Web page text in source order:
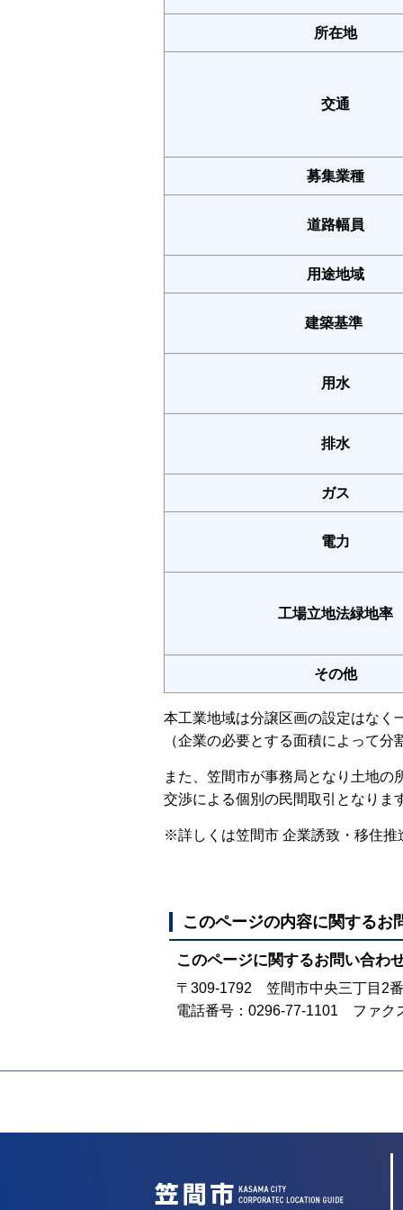
所在地
交通
募集業種
道路幅員
用途地域
建築基準
用水
排水
ガス
電力
工場立地法緑地率
その他
本工業地域は分譲区画の設定はなく
（企業の必要とする面積によって分
また、笠間市が事務局となり土地
交渉による個別の民間取引となりま
※詳しくは笠間市 企業誘致・移住
このページの内容に関するお
このページに関するお問い合わ
〒309-1792 笠間市中央三丁目2
電話番号：0296-77-1101 ファク